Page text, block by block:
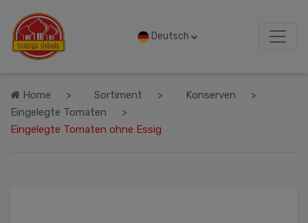
Deutsch
Home Sortiment
Konserven
Eingelegte Tomaten
Eingelegte Tomaten ohne Essig